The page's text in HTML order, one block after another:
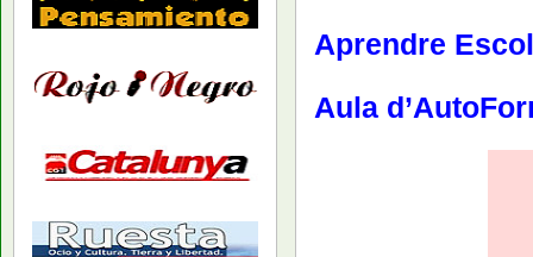
Aprendre
Aula